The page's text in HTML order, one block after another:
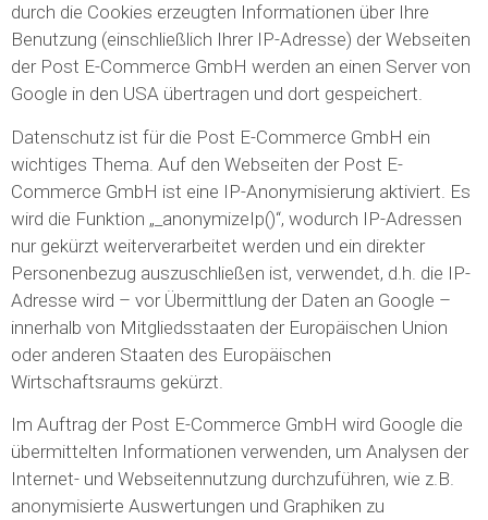
durch die Cookies erzeugten Informationen über Ihre
Benutzung (einschließlich Ihrer IP-Adresse) der Webseiten
der Post E-Commerce GmbH werden an einen Server von
Google in den USA übertragen und dort gespeichert.
Datenschutz ist für die Post E-Commerce GmbH ein
wichtiges Thema. Auf den Webseiten der Post E-
Commerce GmbH ist eine IP-Anonymisierung aktiviert. Es
wird die Funktion „_anonymizeIp()“, wodurch IP-Adressen
nur gekürzt weiterverarbeitet werden und ein direkter
Personenbezug auszuschließen ist, verwendet, d.h. die IP-
Adresse wird – vor Übermittlung der Daten an Google –
innerhalb von Mitgliedsstaaten der Europäischen Union
oder anderen Staaten des Europäischen
Wirtschaftsraums gekürzt.
Im Auftrag der Post E-Commerce GmbH wird Google die
übermittelten Informationen verwenden, um Analysen der
Internet- und Webseitennutzung durchzuführen, wie z.B.
anonymisierte Auswertungen und Graphiken zu